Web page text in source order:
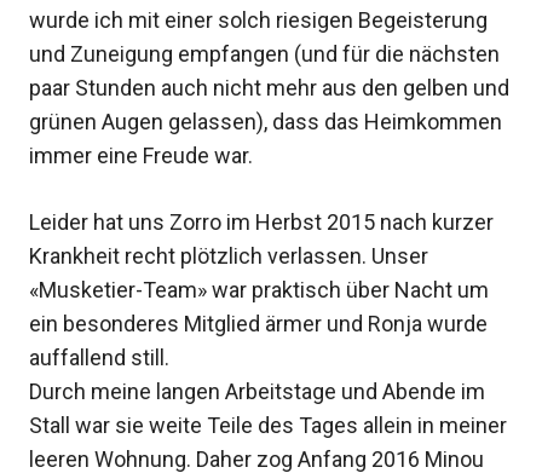
wurde ich mit einer solch riesigen Begeisterung
und Zuneigung empfangen (und für die nächsten
paar Stunden auch nicht mehr aus den gelben und
grünen Augen gelassen), dass das Heimkommen
immer eine Freude war.
Leider hat uns Zorro im Herbst 2015 nach kurzer
Krankheit recht plötzlich verlassen. Unser
«Musketier-Team» war praktisch über Nacht um
ein besonderes Mitglied ärmer und Ronja wurde
auffallend still.
Durch meine langen Arbeitstage und Abende im
Stall war sie weite Teile des Tages allein in meiner
leeren Wohnung. Daher zog Anfang 2016 Minou